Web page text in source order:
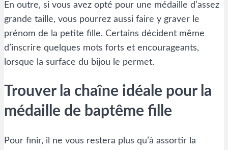
En outre, si vous avez opté pour une médaille d’assez
grande taille, vous pourrez aussi faire y graver le
prénom de la petite fille. Certains décident même
d’inscrire quelques mots forts et encourageants,
lorsque la surface du bijou le permet.
Trouver la chaîne idéale pour la
médaille de baptême fille
Pour finir, il ne vous restera plus qu’à assortir la